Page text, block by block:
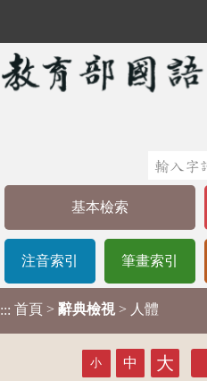
基本檢索
注音索引 筆畫索引
::: 首頁 > 辭典檢視 > 人體
小 中 大